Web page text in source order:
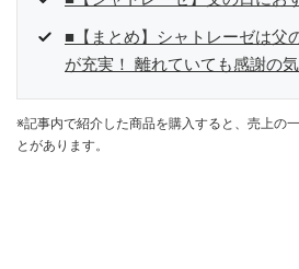
■【まとめ】シャトレーゼは父
が充実！ 離れていても感謝の
※記事内で紹介した商品を購入すると、売上の
とがあります。